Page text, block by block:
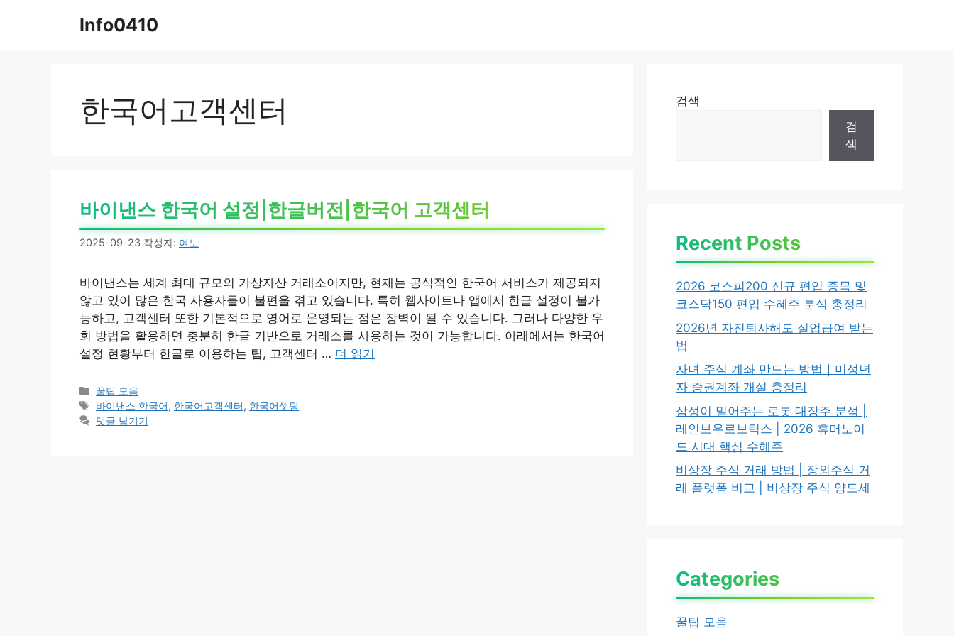
Info0410
한국어고객센터
바이낸스 한국어 설정|한글버전|한국어 고객센터
2025-09-23 작성자: 여노
바이낸스는 세계 최대 규모의 가상자산 거래소이지만, 현재는 공식적인 한국어 서비스가 제공되지
않고 있어 많은 한국 사용자들이 불편을 겪고 있습니다. 특히 웹사이트나 앱에서 한글 설정이 불가
능하고, 고객센터 또한 기본적으로 영어로 운영되는 점은 장벽이 될 수 있습니다. 그러나 다양한 우
회 방법을 활용하면 충분히 한글 기반으로 거래소를 사용하는 것이 가능합니다. 아래에서는 한국어
설정 현황부터 한글로 이용하는 팁, 고객센터 … 더 읽기
카
테
고
꿀팁 모음
태
그
바이낸스 한국어, 한국어고객센터, 한국어셋팅
댓글 남기기
검색
검
색
Recent Posts
2026 코스피200 신규 편입 종목 및
코스닥150 편입 수혜주 분석 총정리
2026년 자진퇴사해도 실업급여 받는
법
자녀 주식 계좌 만드는 방법｜미성년
자 증권계좌 개설 총정리
삼성이 밀어주는 로봇 대장주 분석 |
레인보우로보틱스 | 2026 휴머노이
드 시대 핵심 수혜주
비상장 주식 거래 방법 | 장외주식 거
래 플랫폼 비교 | 비상장 주식 양도세
Categories
꿀팁 모음